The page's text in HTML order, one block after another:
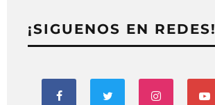
¡SIGUENOS EN REDES!